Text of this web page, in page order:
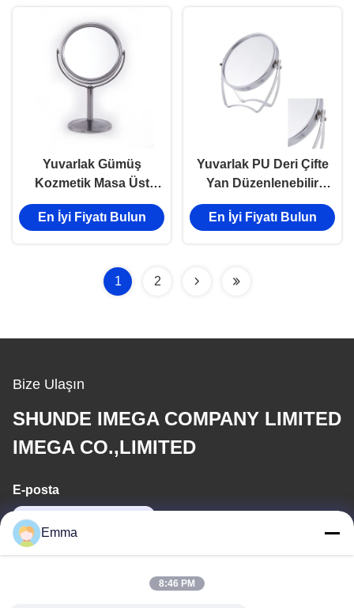
Yuvarlak Gümüş
Kozmetik Masa Üst
ayna ayarlanabilir
tasarım
En İyi Fiyatı Bulun
Yuvarlak PU Deri Çifte
Yan Düzenlenebilir
Kozmetik Masa Ayna
Dönüştürülebilir
En İyi Fiyatı Bulun
1 2
Bize Ulaşın
SHUNDE IMEGA COMPANY LIMITED
IMEGA CO.,LIMITED
E-posta
Emma
8:46 PM